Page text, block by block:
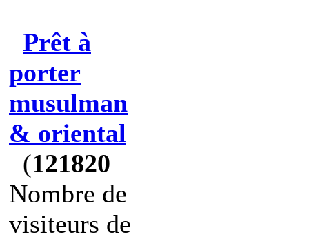
Prêt à
porter
musulman
& oriental
(121820
Nombre de
visiteurs de